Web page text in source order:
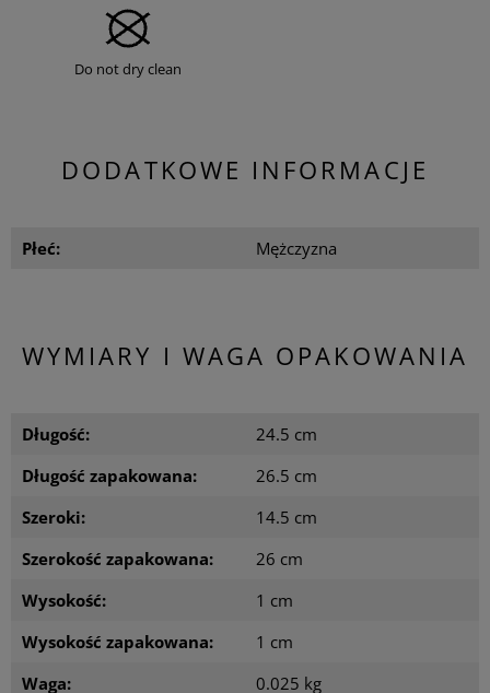
Do not dry clean
DODATKOWE INFORMACJE
Płeć: Mężczyzna
WYMIARY I WAGA OPAKOWANIA
Długość:
24.5 cm
Długość zapakowana:
26.5 cm
Szeroki:
14.5 cm
Szerokość zapakowana:
26 cm
Wysokość:
1 cm
Wysokość zapakowana:
1 cm
Waga:
0.025 kg